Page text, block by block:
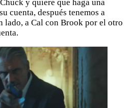
y quiere que haga una
cuenta, después tenemos a
lado, a Cal con Brook por el otro